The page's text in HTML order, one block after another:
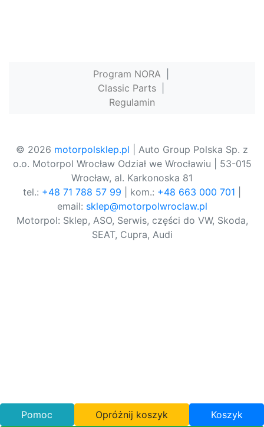
Program NORA
Classic Parts
Regulamin
© 2026 motorpolsklep.pl | Auto Group Polska Sp. z
o.o. Motorpol Wrocław Odział we Wrocławiu | 53-015
Wrocław, al. Karkonoska 81
tel.: +48 71 788 57 99 | kom.: +48 663 000 701
email: sklep@motorpolwroclaw.pl
Motorpol: Sklep, ASO, Serwis, części do VW, Skoda,
SEAT, Cupra, Audi
Pomoc Opróżnij koszyk Koszyk